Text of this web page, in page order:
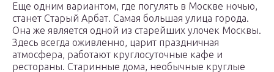
Еще одним вариантом, где погулять в Москве ночью,
станет Старый Арбат. Самая большая улица города.
Она же является одной из старейших улочек Москвы.
Здесь всегда оживленно, царит праздничная
атмосфера, работают круглосуточные кафе и
рестораны. Старинные дома, необычные круглые